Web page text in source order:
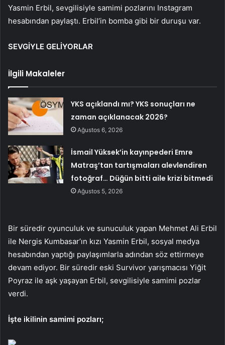
Yasmin Erbil, sevgilisiyle samimi pozlarını Instagram
hesabından paylaştı. Erbil’in bomba gibi bir duruşu var.
SEVGİYLE GELİYORLAR
İlgili Makaleler
YKS açıklandı mı? YKS sonuçları ne
zaman açıklanacak 2026?
Ağustos 6, 2026
İsmail Yüksek’in kayınpederi Emre
Matraş’tan tartışmaları alevlendiren
fotoğraf… Düğün bitti aile krizi bitmedi
Ağustos 5, 2026
Bir süredir oyunculuk ve sunuculuk yapan Mehmet Ali Erbil
ile Nergis Kumbasar’ın kızı Yasmin Erbil, sosyal medya
hesabından yaptığı paylaşımlarla adından söz ettirmeye
devam ediyor. Bir süredir eski Survivor yarışmacısı Yiğit
Poyraz ile aşk yaşayan Erbil, sevgilisiyle samimi pozlar
verdi.
İşte ikilinin samimi pozları;